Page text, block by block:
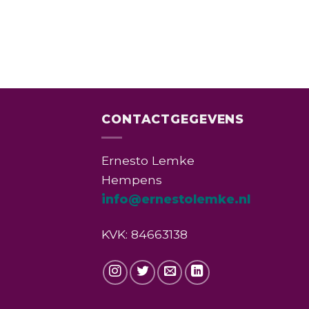
CONTACTGEGEVENS
Ernesto Lemke
Hempens
info@ernestolemke.nl
KVK: 84663138